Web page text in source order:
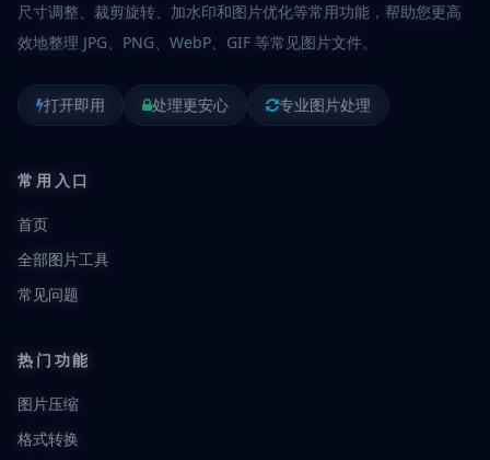
尺寸调整、裁剪旋转、加水印和图片优化等常用功能，帮助您更高
效地整理 JPG、PNG、WebP、GIF 等常见图片文件。
打开即用 处理更安心 专业图片处理
常用入口
首页
全部图片工具
常见问题
热门功能
图片压缩
格式转换